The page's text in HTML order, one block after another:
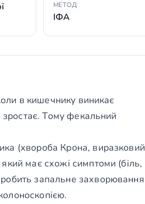
МЕТОД
ІФА
в кишечнику виникає
зростає. Тому фекальний
(хвороба Крона, виразковий
має схожі симптоми (біль,
запальне захворювання